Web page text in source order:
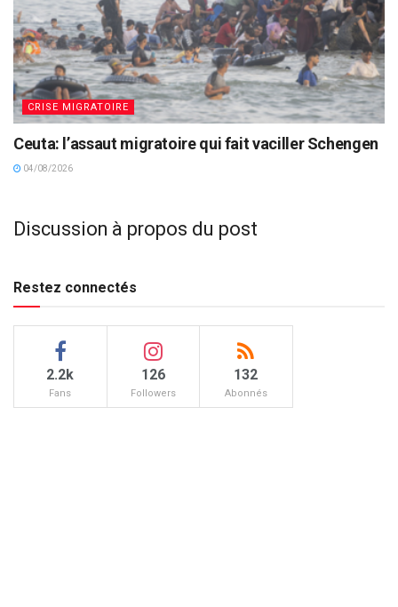
CRISE MIGRATOIRE
Ceuta: l’assaut migratoire qui fait vaciller Schengen
04/08/2026
Discussion à propos du post
Restez connectés
2.2k
Fans
126
Followers
132
Abonnés